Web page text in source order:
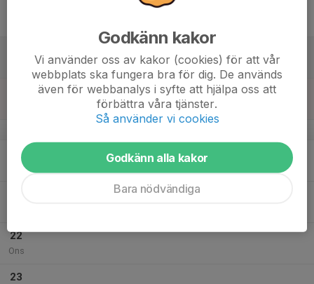
20
Mån
22
Ons
23
Godkänn kakor
Vi använder oss av kakor (cookies) för att vår
webbplats ska fungera bra för dig. De används
även för webbanalys i syfte att hjälpa oss att
förbättra våra tjänster.
Så använder vi cookies
Godkänn alla kakor
Bara nödvändiga